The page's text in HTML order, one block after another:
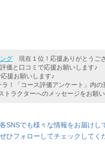
グ 現在１位！応援ありがとうご
価と口コミで応援お願いします♪
援お願いします♪
！「コース評価アンケート」内の
トラクターへのメッセージをお願
各SNSでも様々な情報をお届けし
ぜひフォローしてチェックしてく